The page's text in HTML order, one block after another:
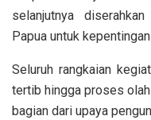
selanjutnya
Papua untuk
Seluruh rangkaian
tertib hingga proses
bagian dari upaya